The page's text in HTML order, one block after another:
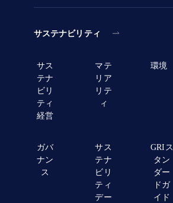
サステナビリティ
サス
テナ
ビリ
ティ
経営
マテ
リア
リテ
ィ
環境
ガバ
ナン
ス
サス
テナ
ビリ
ティ
デー
GRIス
タン
ダー
ドガ
イド